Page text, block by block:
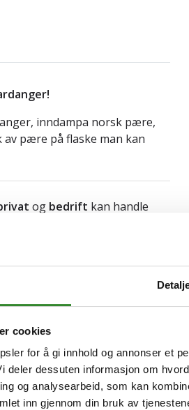
cookies
for å gi innhold og annonser et
deler dessuten informasjon om
og analysearbeid, som kan
inn gjennom din bruk av
inndampa norsk pære,
pære på flaske man kan
og bedrift kan handle
produkter, proviant og